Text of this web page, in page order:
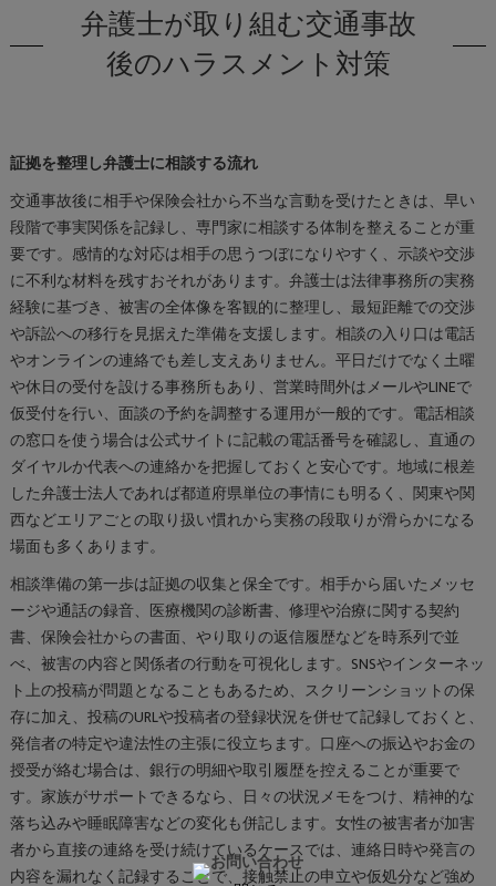
弁護士が取り組む交通事故
後のハラスメント対策
証拠を整理し弁護士に相談する流れ
交通事故後に相手や保険会社から不当な言動を受けたときは、早い
段階で事実関係を記録し、専門家に相談する体制を整えることが重
要です。感情的な対応は相手の思うつぼになりやすく、示談や交渉
に不利な材料を残すおそれがあります。弁護士は法律事務所の実務
経験に基づき、被害の全体像を客観的に整理し、最短距離での交渉
や訴訟への移行を見据えた準備を支援します。相談の入り口は電話
やオンラインの連絡でも差し支えありません。平日だけでなく土曜
や休日の受付を設ける事務所もあり、営業時間外はメールやLINEで
仮受付を行い、面談の予約を調整する運用が一般的です。電話相談
の窓口を使う場合は公式サイトに記載の電話番号を確認し、直通の
ダイヤルか代表への連絡かを把握しておくと安心です。地域に根差
した弁護士法人であれば都道府県単位の事情にも明るく、関東や関
西などエリアごとの取り扱い慣れから実務の段取りが滑らかになる
場面も多くあります。
相談準備の第一歩は証拠の収集と保全です。相手から届いたメッセ
ージや通話の録音、医療機関の診断書、修理や治療に関する契約
書、保険会社からの書面、やり取りの返信履歴などを時系列で並
べ、被害の内容と関係者の行動を可視化します。SNSやインターネッ
ト上の投稿が問題となることもあるため、スクリーンショットの保
存に加え、投稿のURLや投稿者の登録状況を併せて記録しておくと、
発信者の特定や違法性の主張に役立ちます。口座への振込やお金の
授受が絡む場合は、銀行の明細や取引履歴を控えることが重要で
す。家族がサポートできるなら、日々の状況メモをつけ、精神的な
落ち込みや睡眠障害などの変化も併記します。女性の被害者が加害
者から直接の連絡を受け続けているケースでは、連絡日時や発言の
内容を漏れなく記録することで、接触禁止の申立や仮処分など強め